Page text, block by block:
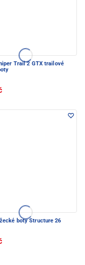
Trail 2 GTX trailové
boty Structure 26